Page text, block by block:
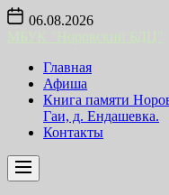
Skip
content
06.08.2026
Главная
Афиша
Книга памяти
Гаи, д. Ендашевка.
Контакты